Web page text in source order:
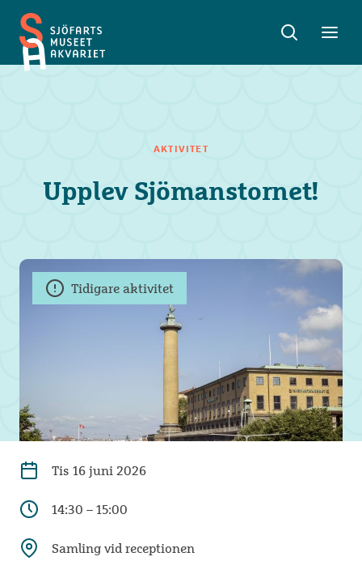
Sjöfartsmuseet
Akvariet
Toggle
AKTIVITET
Upplev Sjömanstornet!
Tidigare aktivitet
Tis 16 juni 2026
14:30 – 15:00
Samling vid receptionen